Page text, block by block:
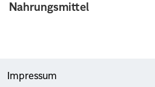
Nahrungsmittel
Impressum